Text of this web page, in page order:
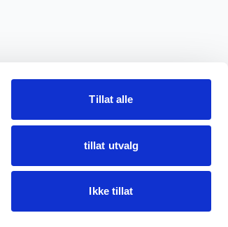
Tillat alle
tillat utvalg
Ikke tillat